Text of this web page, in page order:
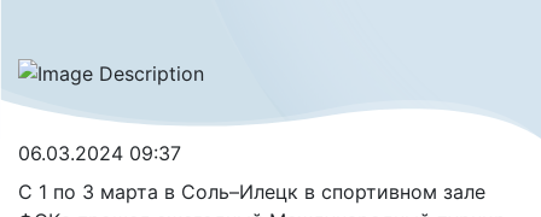
06.03.2024 09:37
С 1 по 3 марта в Соль–Илецк в спортивном зале